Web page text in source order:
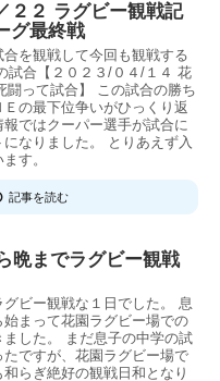
２２ ラグビー観戦記
グ最終戦
を観戦して今回も観戦する
試合【２０２３/０４/１４ 花
闘って試合】 この試合の勝ち
の最下位争いがひっくり返
ではクーパー選手が試合に
なりました。 とりあえず入
す。
記事を読む
晩までラグビー観戦
ビー観戦な１日でした。 息
まって花園ラグビー場での
ました。 まだ息子の中学の試
ですが、花園ラグビー場で
らぎ絶好の観戦日和となり